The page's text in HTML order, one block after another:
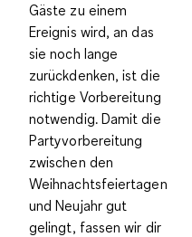
Gäste zu einem
Ereignis wird, an das
sie noch lange
zurückdenken, ist die
richtige Vorbereitung
notwendig. Damit die
Partyvorbereitung
zwischen den
Weihnachtsfeiertagen
und Neujahr gut
gelingt, fassen wir dir